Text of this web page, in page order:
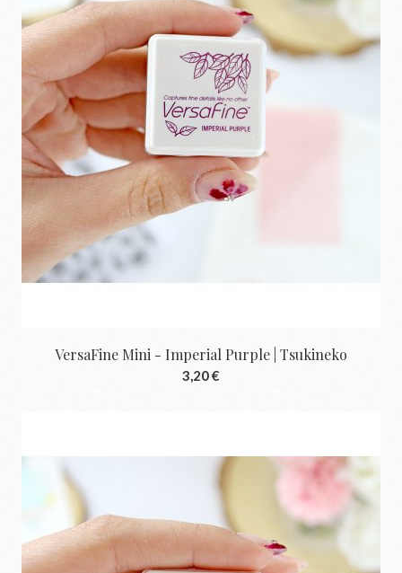
VersaFine Mini - Imperial Purple | Tsukineko
3,20 €